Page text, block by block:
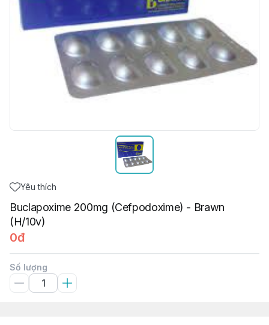
Yêu thích
Buclapoxime 200mg (Cefpodoxime) - Brawn
(H/10v)
0đ
Số lượng